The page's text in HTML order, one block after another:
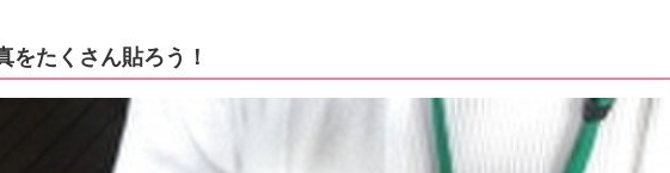
をたくさん貼ろう！